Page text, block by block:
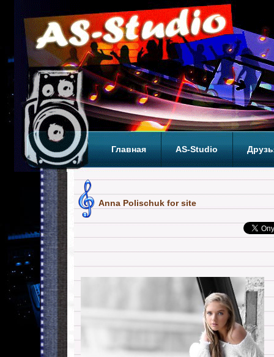
Главная AS-Studio
Anna Polischuk for site